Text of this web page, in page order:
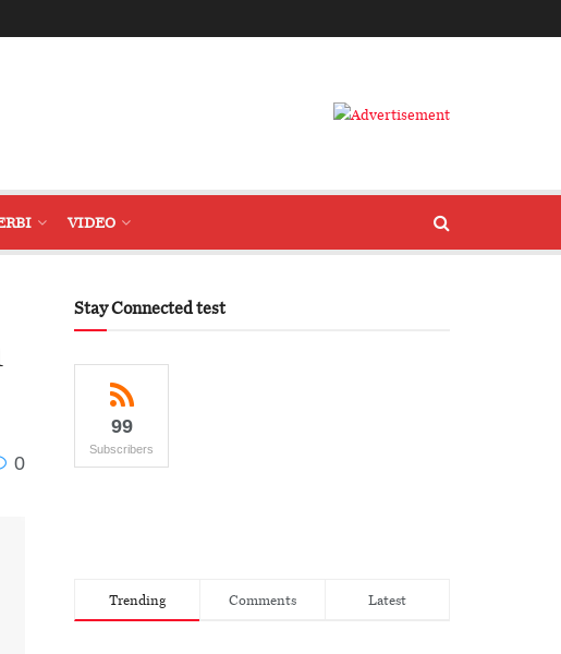
VIDEO
0
Stay Connected test
99
Subscribers
Trending Comments Latest